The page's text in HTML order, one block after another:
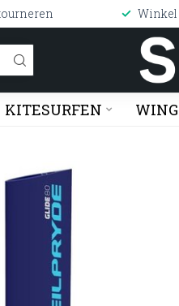
Winkel
KITESURFEN